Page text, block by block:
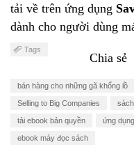
tải về trên ứng dụng
dành cho người dùng
Chia sẻ
Tags
bán hàng cho những gã khổng lồ
Selling to Big Companies
tải ebook bản quyền ứng
ebook máy đọc sách